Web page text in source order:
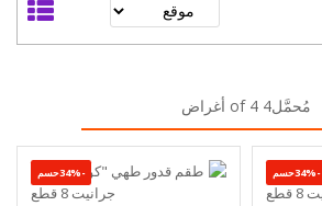
مُحمَّل4 of 4 أغراض
-34%حسم -34%حسم